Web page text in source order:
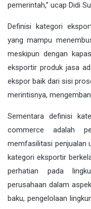
pemerintah,” ucap Didi
Definisi kategori
yang mampu
meskipun dengan
eksportir produk jasa
ekspor baik dari sisi
merintisnya,
Sementara definisi
commerce adalah
memfasilitasi penjualan
kategori eksportir
perhatian pada
perusahaan dalam
baku, pengelolaan